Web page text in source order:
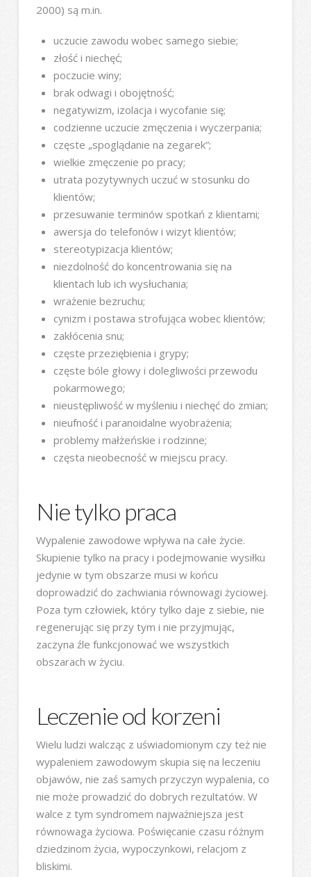
2000) są m.in.
uczucie zawodu wobec samego siebie;
złość i niechęć;
poczucie winy;
brak odwagi i obojętność;
negatywizm, izolacja i wycofanie się;
codzienne uczucie zmęczenia i wyczerpania;
częste „spoglądanie na zegarek”;
wielkie zmęczenie po pracy;
utrata pozytywnych uczuć w stosunku do
klientów;
przesuwanie terminów spotkań z klientami;
awersja do telefonów i wizyt klientów;
stereotypizacja klientów;
niezdolność do koncentrowania się na
klientach lub ich wysłuchania;
wrażenie bezruchu;
cynizm i postawa strofująca wobec klientów;
zakłócenia snu;
częste przeziębienia i grypy;
częste bóle głowy i dolegliwości przewodu
pokarmowego;
nieustępliwość w myśleniu i niechęć do zmian;
nieufność i paranoidalne wyobrażenia;
problemy małżeńskie i rodzinne;
częsta nieobecność w miejscu pracy.
Nie tylko praca
Wypalenie zawodowe wpływa na całe życie.
Skupienie tylko na pracy i podejmowanie wysiłku
jedynie w tym obszarze musi w końcu
doprowadzić do zachwiania równowagi życiowej.
Poza tym człowiek, który tylko daje z siebie, nie
regenerując się przy tym i nie przyjmując,
zaczyna źle funkcjonować we wszystkich
obszarach w życiu.
Leczenie od korzeni
Wielu ludzi walcząc z uświadomionym czy też nie
wypaleniem zawodowym skupia się na leczeniu
objawów, nie zaś samych przyczyn wypalenia, co
nie może prowadzić do dobrych rezultatów. W
walce z tym syndromem najważniejsza jest
równowaga życiowa. Poświęcanie czasu różnym
dziedzinom życia, wypoczynkowi, relacjom z
bliskimi.